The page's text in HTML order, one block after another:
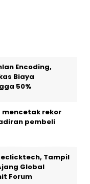
Encoding,
Biaya
50%
mencetak rekor
pembeli
eclicktech, Tampil
Global
Forum